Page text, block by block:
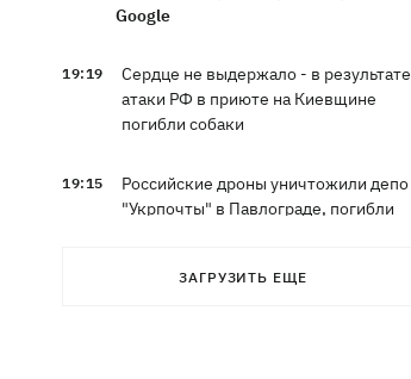
Google
19:19
Сердце не выдержало - в результате
атаки РФ в приюте на Киевщине
погибли собаки
19:15
Российские дроны уничтожили депо
"Укрпочты" в Павлограде, погибли
ЗАГРУЗИТЬ ЕЩЕ